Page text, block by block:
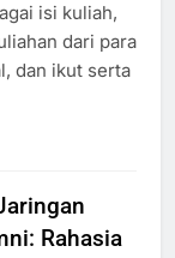
isi kuliah,
dari para
dan ikut serta
Rahasia